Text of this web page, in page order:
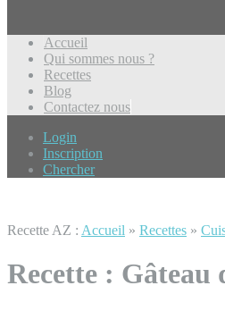
Accueil
Qui sommes nous ?
Recettes
Blog
Contactez nous
Login
Inscription
Chercher
Recette AZ : Accueil » Recettes »
Recette : Gâteau